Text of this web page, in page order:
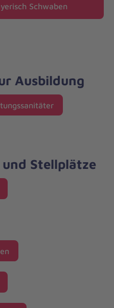
Schwaben
Ausbildung
Stellplätze